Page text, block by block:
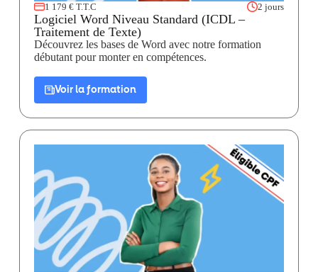
1 179 € T.T.C 2 jours
Logiciel Word Niveau Standard (ICDL –
Traitement de Texte)
Découvrez les bases de Word avec notre formation
débutant pour monter en compétences.
Voir la formation